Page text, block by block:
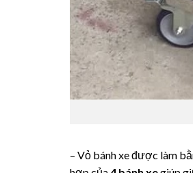
– Vỏ bánh xe được làm